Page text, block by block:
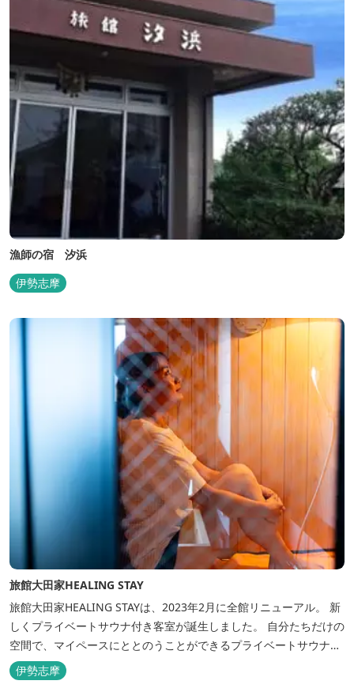
漁師の宿 汐浜
伊勢志摩
旅館大田家HEALING STAY
旅館大田家HEALING STAYは、2023年2月に全館リニューアル。 新
しくプライベートサウナ付き客室が誕生しました。 自分たちだけの
空間で、マイペースにととのうことができるプライベートサウナ。
相差ならではの新鮮な海の幸、豊かな自然、温泉、そしてサウナで
ととのう至福のひとときを。
伊勢志摩